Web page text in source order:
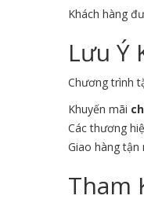
Khách hàng
Lưu Ý
Chương trình
Khuyến mãi
Các thương
Giao hàng
Tham